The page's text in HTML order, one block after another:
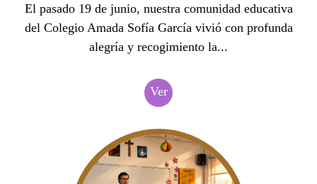
El pasado 19 de junio, nuestra comunidad educativa
del Colegio Amada Sofía García vivió con profunda
alegría y recogimiento la...
Ver